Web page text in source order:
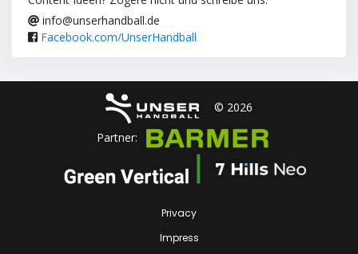
info@unserhandball.de
Facebook.com/UnserHandball
© 2026
Partner:
Privacy
Impress